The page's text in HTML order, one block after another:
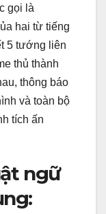
gọi là
hai từ tiếng
5 tướng liên
thủ thành
thông báo
và toàn bộ
tích ấn
ngữ